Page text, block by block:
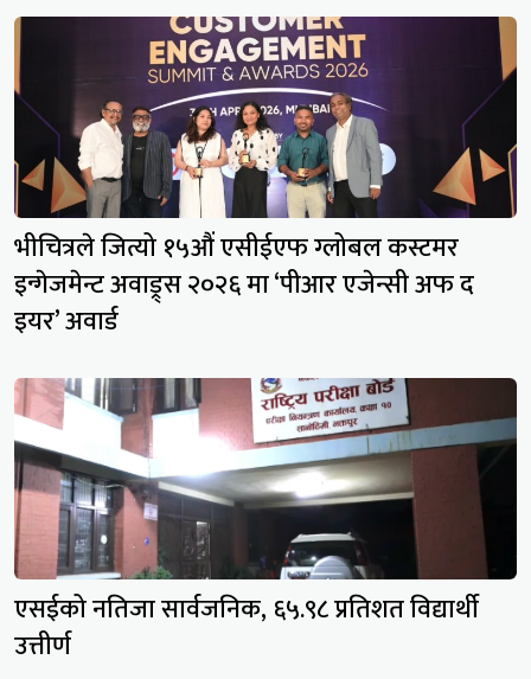
भीचित्रले जित्यो १५औं एसीईएफ ग्लोबल कस्टमर
इन्गेजमेन्ट अवाड्र्स २०२६ मा ‘पीआर एजेन्सी अफ द
इयर’ अवार्ड
एसईको नतिजा सार्वजनिक, ६५.९८ प्रतिशत विद्यार्थी
उत्तीर्ण